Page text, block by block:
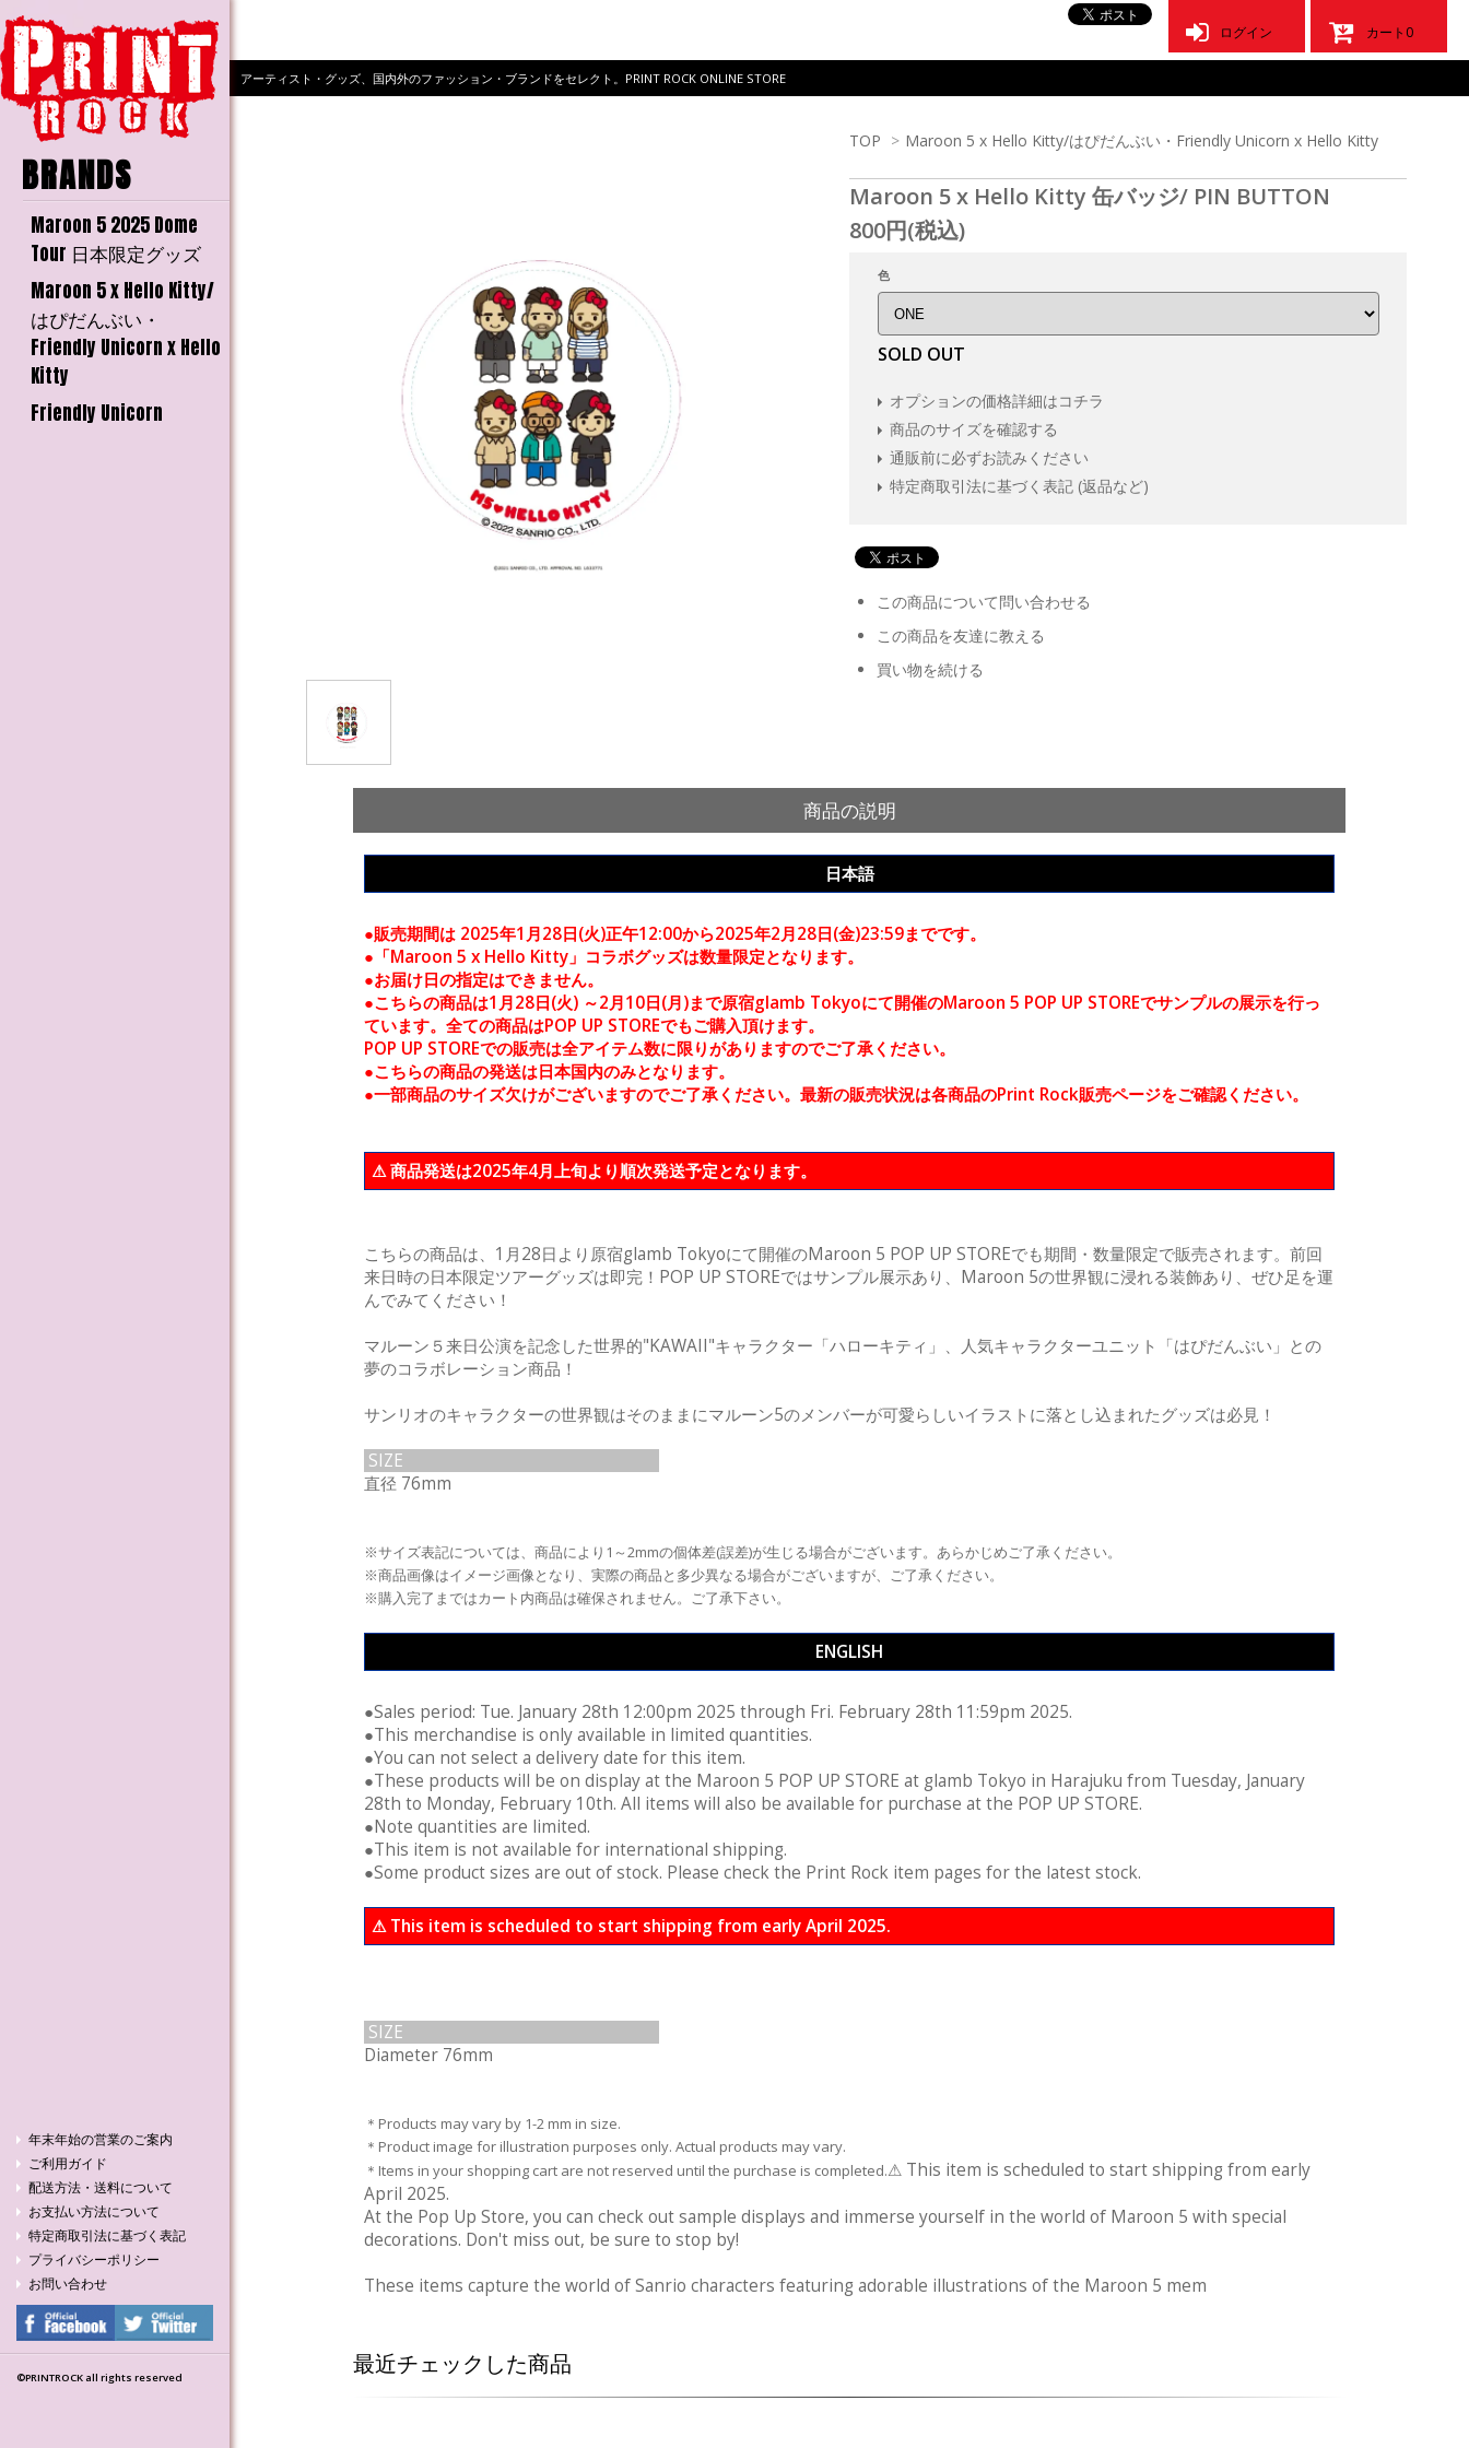
BRANDS
Maroon 5 2025 Dome
Tour 日本限定グッズ
Maroon 5 x Hello Kitty/
はぴだんぶい・
Friendly Unicorn x Hello
Kitty
Friendly Unicorn
Other page
消費税改正に関するお知らせ
【メンテナンスのお知らせ】
ログイン カート 0
アーティスト・グッズ、国内外のファッション・ブランドをセレクト。PRINT ROCK ONLINE STORE
TOP > Maroon 5 x Hello Kitty/はぴだんぶい・Friendly Unicorn x Hello Kitty
Maroon 5 x Hello Kitty 缶バッジ/ PIN BUTTON
800円(税込)
色
SOLD OUT
オプションの価格詳細はコチラ
商品のサイズを確認する
通販前に必ずお読みください
特定商取引法に基づく表記 (返品など)
この商品について問い合わせる
この商品を友達に教える
買い物を続ける
商品の説明
日本語
●販売期間は 2025年1月28日(火)正午12:00から2025年2月28日(金)23:59までです。
●「Maroon 5 x Hello Kitty」コラボグッズは数量限定となります。
●お届け日の指定はできません。
●こちらの商品は1月28日(火) ～2月10日(月)まで原宿glamb Tokyoにて開催のMaroon 5 POP UP STOREでサンプルの展示を行っ
ています。全ての商品はPOP UP STOREでもご購入頂けます。
POP UP STOREでの販売は全アイテム数に限りがありますのでご了承ください。
●こちらの商品の発送は日本国内のみとなります。
●一部商品のサイズ欠けがございますのでご了承ください。最新の販売状況は各商品のPrint Rock販売ページをご確認ください。
⚠︎ 商品発送は2025年4月上旬より順次発送予定となります。
こちらの商品は、1月28日より原宿glamb Tokyoにて開催のMaroon 5 POP UP STOREでも期間・数量限定で販売されます。前回
来日時の日本限定ツアーグッズは即完！POP UP STOREではサンプル展示あり、Maroon 5の世界観に浸れる装飾あり、ぜひ足を運
んでみてください！
マルーン５来日公演を記念した世界的"KAWAII"キャラクター「ハローキティ」、人気キャラクターユニット「はぴだんぶい」との
夢のコラボレーション商品！
サンリオのキャラクターの世界観はそのままにマルーン5のメンバーが可愛らしいイラストに落とし込まれたグッズは必見！
SIZE
直径 76mm
※サイズ表記については、商品により1～2mmの個体差(誤差)が生じる場合がございます。あらかじめご了承ください。
※商品画像はイメージ画像となり、実際の商品と多少異なる場合がございますが、ご了承ください。
※購入完了まではカート内商品は確保されません。ご了承下さい。
ENGLISH
●Sales period: Tue. January 28th 12:00pm 2025 through Fri. February 28th 11:59pm 2025.
●This merchandise is only available in limited quantities.
●You can not select a delivery date for this item.
●These products will be on display at the Maroon 5 POP UP STORE at glamb Tokyo in Harajuku from Tuesday, January
28th to Monday, February 10th. All items will also be available for purchase at the POP UP STORE.
●Note quantities are limited.
●This item is not available for international shipping.
●Some product sizes are out of stock. Please check the Print Rock item pages for the latest stock.
⚠ This item is scheduled to start shipping from early April 2025.
SIZE
Diameter 76mm
＊Products may vary by 1-2 mm in size.
＊Product image for illustration purposes only. Actual products may vary.
＊Items in your shopping cart are not reserved until the purchase is completed.⚠ This item is scheduled to start shipping from early
April 2025.
At the Pop Up Store, you can check out sample displays and immerse yourself in the world of Maroon 5 with special
decorations. Don't miss out, be sure to stop by!
These items capture the world of Sanrio characters featuring adorable illustrations of the Maroon 5 mem
最近チェックした商品
年末年始の営業のご案内
ご利用ガイド
配送方法・送料について
お支払い方法について
特定商取引法に基づく表記
プライバシーポリシー
お問い合わせ
©PRINTROCK all rights reserved